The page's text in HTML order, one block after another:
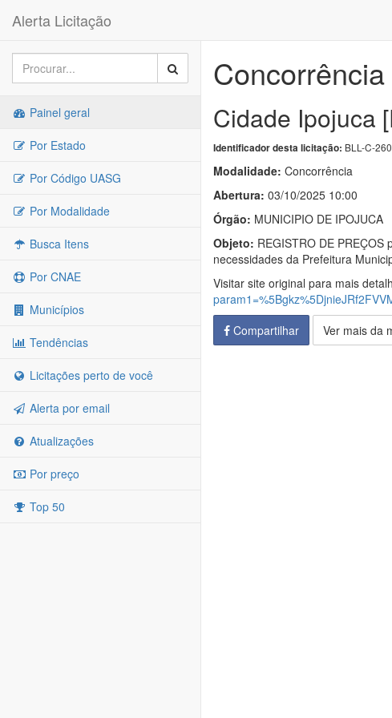
Alerta Licitação
Painel geral
Por Estado
Por Código UASG
Por Modalidade
Busca Itens
Por CNAE
Municípios
Tendências
Licitações perto de você
Alerta por email
Atualizações
Por preço
Top 50
Cidade Ipojuca
Identificador desta licitação: BLL-C-
Modalidade: Concorrência
Abertura: 03/10/2025 10:00
Órgão: MUNICIPIO DE IPOJUCA
Objeto: REGISTRO DE
necessidades da Prefeitura
Visitar site original para mais
Compartilhar
Ver mais da